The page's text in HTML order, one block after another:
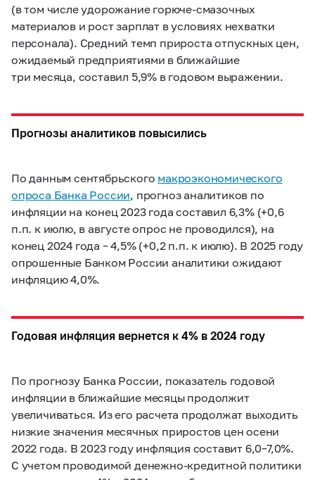
(в том числе удорожание горюче-смазочных
материалов и рост зарплат в условиях нехватки
персонала). Средний темп прироста отпускных цен,
ожидаемый предприятиями в ближайшие
три месяца, составил 5,9% в годовом выражении.
Прогнозы аналитиков повысились
По данным сентябрьского макроэкономического
опроса Банка России, прогноз аналитиков по
инфляции на конец 2023 года составил 6,3% (+0,6
п.п. к июлю, в августе опрос не проводился), на
конец 2024 года – 4,5% (+0,2 п.п. к июлю). В 2025 году
опрошенные Банком России аналитики ожидают
инфляцию 4,0%.
Годовая инфляция вернется к 4% в 2024 году
По прогнозу Банка России, показатель годовой
инфляции в ближайшие месяцы продолжит
увеличиваться. Из его расчета продолжат выходить
низкие значения месячных приростов цен осени
2022 года. В 2023 году инфляция составит 6,0–7,0%.
С учетом проводимой денежно-кредитной политики